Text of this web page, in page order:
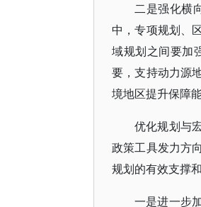
二是强化横
中，专项规划、
域规划之间要加
要，支持动力源
境地区提升保障
优化规划与
政策工具发力方
规划的有效支撑
一是进一步